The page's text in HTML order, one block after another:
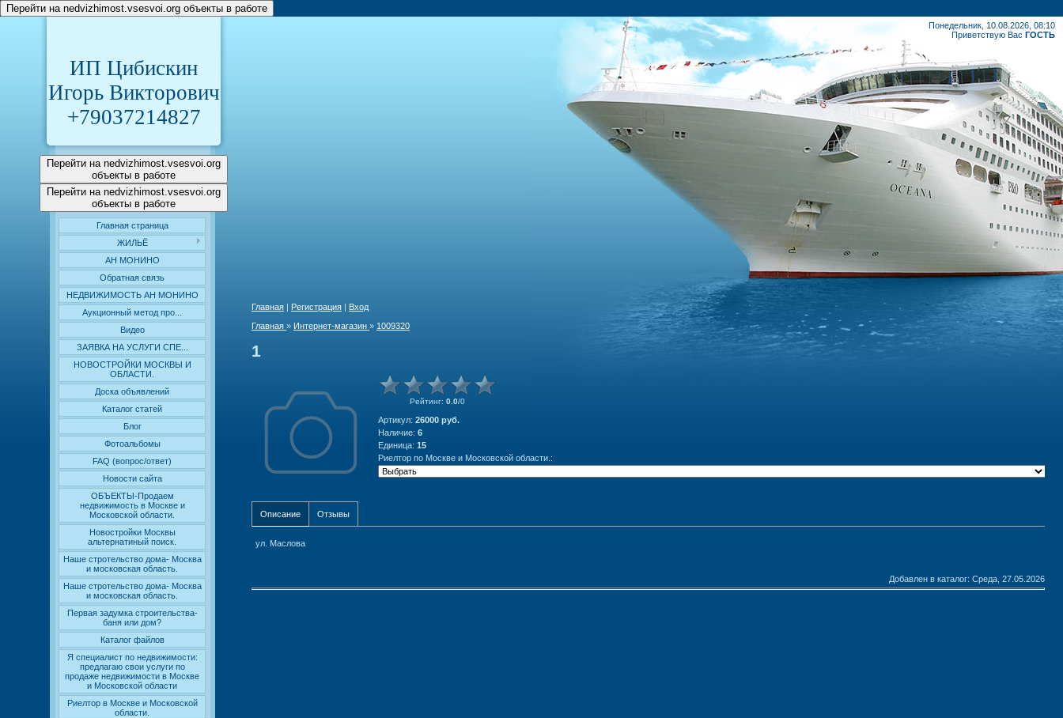
Перейти на nedvizhimost.vsesvoi.org объекты в работе
ИП Цибискин
Игорь Викторович
+79037214827
Перейти на nedvizhimost.vsesvoi.org
объекты в работе
Перейти на nedvizhimost.vsesvoi.org
объекты в работе
Главная страница
ЖИЛЬЁ
АН МОНИНО
Обратная связь
НЕДВИЖИМОСТЬ АН МОНИНО
Аукционный метод про...
Видео
ЗАЯВКА НА УСЛУГИ СПЕ...
НОВОСТРОЙКИ МОСКВЫ И
ОБЛАСТИ.
Доска объявлений
Каталог статей
Блог
Фотоальбомы
FAQ (вопрос/ответ)
Новости сайта
ОБЪЕКТЫ-Продаем
недвижимость в Москве и
Московской области.
Новостройки Москвы
альтернатиный поиск.
Наше стротельство дома- Москва
и московская область.
Наше стротельство дома- Москва
и московская область.
Первая задумка строительства-
баня или дом?
Каталог файлов
Я специалист по недвижимости:
предлагаю свои услуги по
продаже недвижимости в Москве
и Московской области
Риелтор в Москве и Московской
области.
Понедельник, 10.08.2026, 08:10
Приветствую Вас ГОСТЬ
Главная | Регистрация | Вход
Главная » Интернет-магазин » 1009320
1
Рейтинг: 0.0/0
Артикул: 26000 руб.
Наличие: 6
Единица: 15
Риелтор по Москве и Московской области.:
Описание Отзывы
ул. Маслова
Добавлен в каталог: Среда, 27.05.2026